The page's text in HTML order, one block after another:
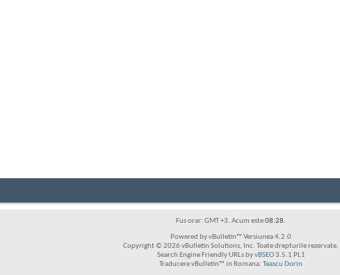
Fus orar: GMT +3. Acum este08:28.
Powered by vBulletin™ Versiunea 4.2.0
Copyright © 2026 vBulletin Solutions, Inc. Toate drepturile rezervate.
Search Engine Friendly URLs byvBSEO3.5.1 PL1
Traducere vBulletin™ in Romana: Teascu Dorin